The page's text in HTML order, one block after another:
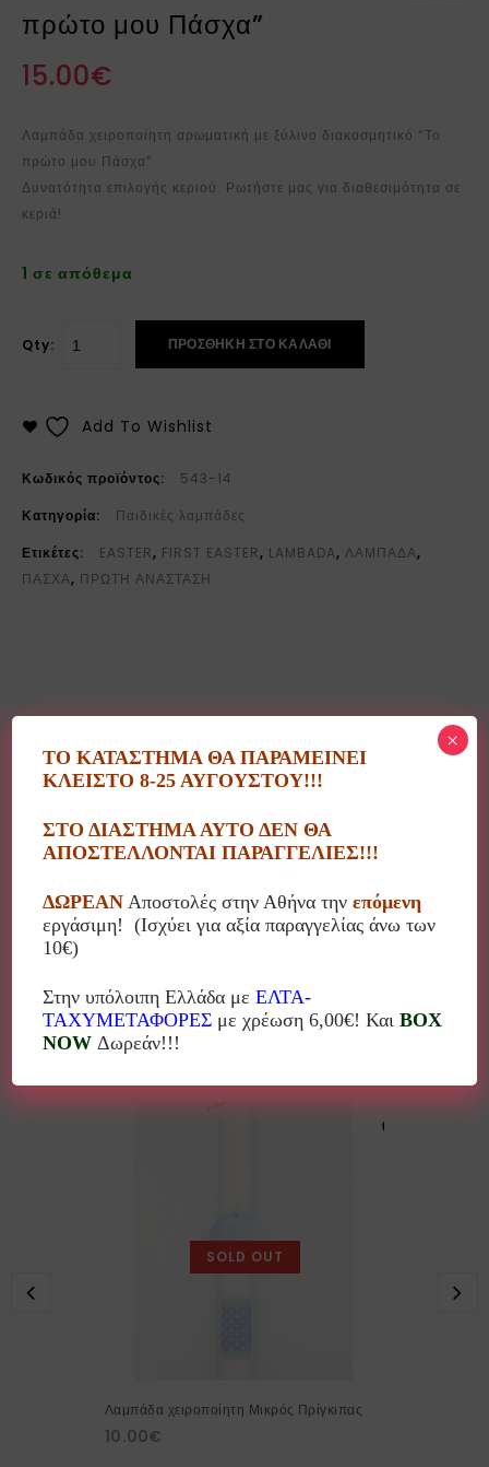
πρώτο μου Πάσχα”
15.00€
Λαμπάδα χειροποίητη αρωματική με ξύλινο διακοσμητικό “Το
πρώτο μου Πάσχα”.
Δυνατότητα επιλογής κεριού. Ρωτήστε μας για διαθεσιμότητα σε
κεριά!
1 σε απόθεμα
Qty: ΠΡΟΣΘΉΚΗ ΣΤΟ ΚΑΛΆΘΙ
Add To Wishlist
Κωδικός προϊόντος:
543-14
Κατηγορία:
Παιδικές λαμπάδες
Ετικέτες:
EASTER, FIRST EASTER, LAMBADA, ΛΑΜΠΑΔΑ,
ΠΑΣΧΑ, ΠΡΩΤΗ ΑΝΑΣΤΑΣΗ
Περιγραφή
διακοσμητικό “Το πρώτο μου Πάσχα”.
διαθεσιμότητα σε κεριά!
Σχετικά προϊόντα
SOLD OUT
Λαμπάδα χειροποίητη Μικρός Πρίγκιπας
10.00€
ΤΟ ΚΑΤΑΣΤΗΜΑ ΘΑ ΠΑΡΑΜΕΙΝΕΙ
ΚΛΕΙΣΤΟ 8-25 ΑΥΓΟΥΣΤΟΥ!!!
ΣΤΟ ΔΙΑΣΤΗΜΑ ΑΥΤΟ ΔΕΝ ΘΑ
ΑΠΟΣΤΕΛΛΟΝΤΑΙ ΠΑΡΑΓΓΕΛΙΕΣ!!!
ΔΩΡΕΑΝ Αποστολές στην Αθήνα τηνεπόμενη
εργάσιμη! (Ισχύει για αξία παραγγελίας άνω των
10€)
Στην υπόλοιπη Ελλάδα μεΕΛΤΑ-
ΤΑΧΥΜΕΤΑΦΟΡΕΣ με χρέωση 6,00€! ΚαιBOX
NOW Δωρεάν!!!
×